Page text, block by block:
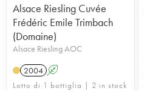
Alsace Riesling Cuvée
Frédéric Emile Trimbach
(Domaine)
Alsace Riesling AOC
2004 A
Lotto di 1 bottiglia | 2 in stock